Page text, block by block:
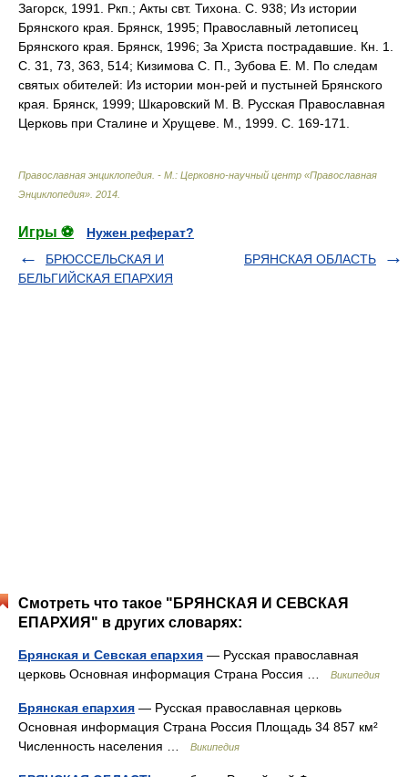
Загорск, 1991. Ркп.; Акты свт. Тихона. С. 938; Из истории
Брянского края. Брянск, 1995; Православный летописец
Брянского края. Брянск, 1996; За Христа пострадавшие. Кн. 1.
С. 31, 73, 363, 514; Кизимова С. П., Зубова Е. М. По следам
святых обителей: Из истории мон-рей и пустыней Брянского
края. Брянск, 1999; Шкаровский М. В. Русская Православная
Церковь при Сталине и Хрущеве. М., 1999. С. 169-171.
Православная энциклопедия. - М.: Церковно-научный центр «Православная
Энциклопедия» 2014
Игры ⚽
Нужен реферат?
БРЮССЕЛЬСКАЯ И
БЕЛЬГИЙСКАЯ ЕПАРХИЯ
БРЯНСКАЯ ОБЛАСТЬ
Смотреть что такое "БРЯНСКАЯ И СЕВСКАЯ
ЕПАРХИЯ" в других словарях:
Брянская и Севская епархия — Русская православная
церковь Основная информация Страна Россия …
Википедия
Брянская епархия — Русская православная церковь
Основная информация Страна Россия Площадь 34 857 км²
Численность населения …
Википедия